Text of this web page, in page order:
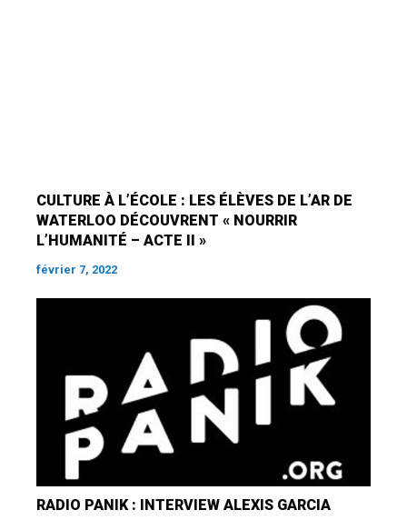
CULTURE À L’ÉCOLE : LES ÉLÈVES DE L’AR DE
WATERLOO DÉCOUVRENT « NOURRIR
L’HUMANITÉ – ACTE II »
février 7, 2022
RADIO PANIK : INTERVIEW ALEXIS GARCIA